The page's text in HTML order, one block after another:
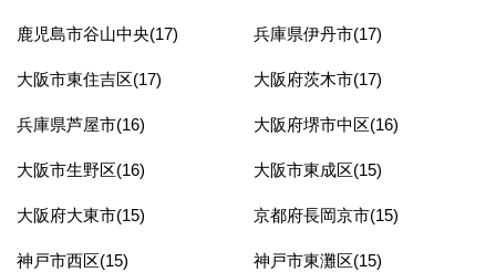
鹿児島市谷山中央(17) 兵庫県伊丹市(17)
大阪市東住吉区(17) 大阪府茨木市(17)
兵庫県芦屋市(16) 大阪府堺市中区(16)
大阪市生野区(16) 大阪市東成区(15)
大阪府大東市(15) 京都府長岡京市(15)
神戸市西区(15) 神戸市東灘区(15)